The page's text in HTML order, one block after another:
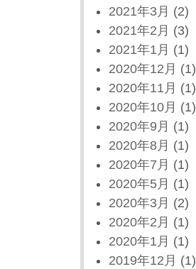
2021年3月 (2)
2021年2月 (3)
2021年1月 (1)
2020年12月 (1)
2020年11月 (1)
2020年10月 (1)
2020年9月 (1)
2020年8月 (1)
2020年7月 (1)
2020年5月 (1)
2020年3月 (2)
2020年2月 (1)
2020年1月 (1)
2019年12月 (1)